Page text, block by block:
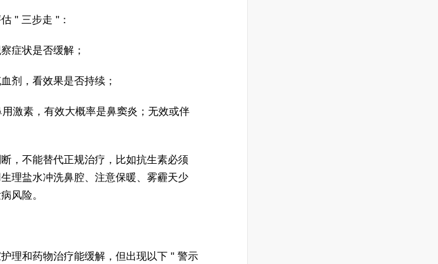
" 三步走 "：
症状是否缓解；
剂，看效果是否持续；
激素，有效大概率是鼻窦炎；无效或伴
，不能替代正规治疗，比如抗生素必须
理盐水冲洗鼻腔、注意保暖、雾霾天少
风险。
理和药物治疗能缓解，但出现以下 " 警示